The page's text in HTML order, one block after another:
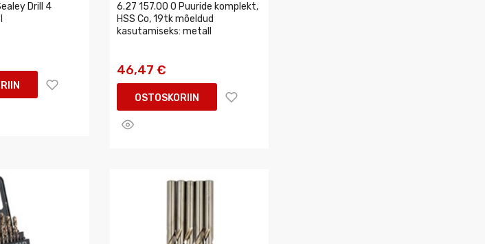
Drill 4
6.27 157.00 0 Puuride komplekt,
HSS Co, 19tk mõeldud
kasutamiseks: metall
46,47 €
OSTOSKORIIN